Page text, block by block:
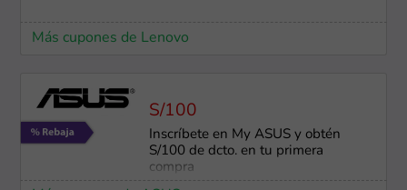
Más cupones de Lenovo
S/100
Inscríbete en My ASUS y obtén
S/100 de dcto. en tu primera
compra